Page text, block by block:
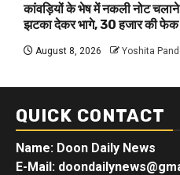
कांवड़ियों के भेष में नकली नोट चलाने
झटका देकर भागे, 30 हजार की फेक
August 8, 2026 Yoshita
QUICK CONTACT
Name: Doon Daily News
E-Mail: